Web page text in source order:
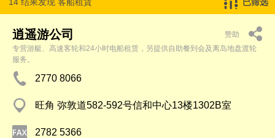
逍遥游公司
赞助
专营游艇、高速客轮和24小时电船租赁，另提供自助餐到会及离岛地盘渡轮
服务。
2770 8066
旺角 弥敦道582-592号信和中心13楼1302B室
2782 5366